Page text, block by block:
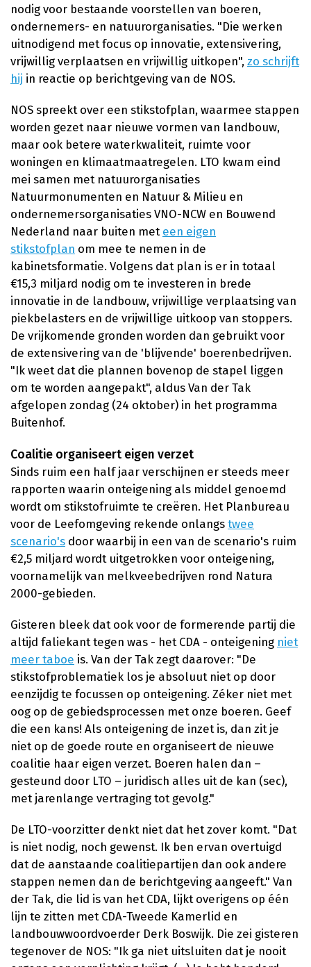
nodig voor bestaande voorstellen van boeren,
ondernemers- en natuurorganisaties. "Die werken
uitnodigend met focus op innovatie, extensivering,
vrijwillig verplaatsen en vrijwillig uitkopen", zo schrijft
hij in reactie op berichtgeving van de NOS.
NOS spreekt over een stikstofplan, waarmee stappen
worden gezet naar nieuwe vormen van landbouw,
maar ook betere waterkwaliteit, ruimte voor
woningen en klimaatmaatregelen. LTO kwam eind
mei samen met natuurorganisaties
Natuurmonumenten en Natuur & Milieu en
ondernemersorganisaties VNO-NCW en Bouwend
Nederland naar buiten met een eigen
stikstofplan om mee te nemen in de
kabinetsformatie. Volgens dat plan is er in totaal
€15,3 miljard nodig om te investeren in brede
innovatie in de landbouw, vrijwillige verplaatsing van
piekbelasters en de vrijwillige uitkoop van stoppers.
De vrijkomende gronden worden dan gebruikt voor
de extensivering van de 'blijvende' boerenbedrijven.
"Ik weet dat die plannen bovenop de stapel liggen
om te worden aangepakt", aldus Van der Tak
afgelopen zondag (24 oktober) in het programma
Buitenhof.
Coalitie organiseert eigen verzet
Sinds ruim een half jaar verschijnen er steeds meer
rapporten waarin onteigening als middel genoemd
wordt om stikstofruimte te creëren. Het Planbureau
voor de Leefomgeving rekende onlangs twee
scenario's door waarbij in een van de scenario's ruim
€2,5 miljard wordt uitgetrokken voor onteigening,
voornamelijk van melkveebedrijven rond Natura
2000-gebieden.
Gisteren bleek dat ook voor de formerende partij die
altijd faliekant tegen was - het CDA - onteigening niet
meer taboe is. Van der Tak zegt daarover: "De
stikstofproblematiek los je absoluut niet op door
eenzijdig te focussen op onteigening. Zéker niet met
oog op de gebiedsprocessen met onze boeren. Geef
die een kans! Als onteigening de inzet is, dan zit je
niet op de goede route en organiseert de nieuwe
coalitie haar eigen verzet. Boeren halen dan –
gesteund door LTO – juridisch alles uit de kan (sec),
met jarenlange vertraging tot gevolg."
De LTO-voorzitter denkt niet dat het zover komt. "Dat
is niet nodig, noch gewenst. Ik ben ervan overtuigd
dat de aanstaande coalitiepartijen dan ook andere
stappen nemen dan de berichtgeving aangeeft." Van
der Tak, die lid is van het CDA, lijkt overigens op één
lijn te zitten met CDA-Tweede Kamerlid en
landbouwwoordvoerder Derk Boswijk. Die zei gisteren
tegenover de NOS: "Ik ga niet uitsluiten dat je nooit